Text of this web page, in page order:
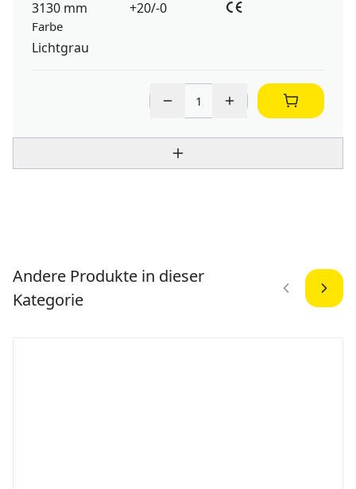
3130 mm +20/-0
Farbe
Lichtgrau
Andere Produkte in dieser
Kategorie